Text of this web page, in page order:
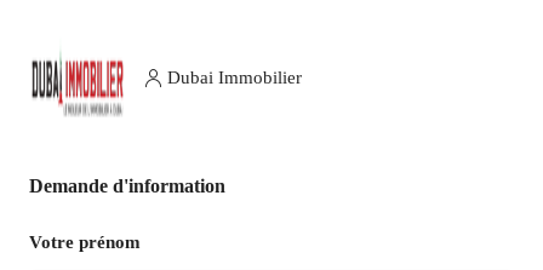
Dubai Immobilier
Demande d'information
Votre prénom